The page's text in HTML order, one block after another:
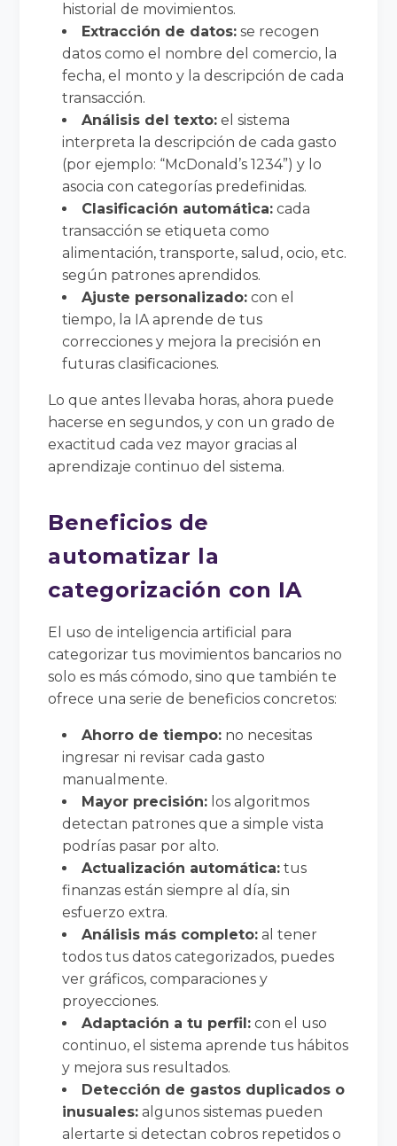
historial de movimientos.
Extracción de datos: se recogen
datos como el nombre del comercio, la
fecha, el monto y la descripción de cada
transacción.
Análisis del texto: el sistema
interpreta la descripción de cada gasto
(por ejemplo: “McDonald’s 1234”) y lo
asocia con categorías predefinidas.
Clasificación automática: cada
transacción se etiqueta como
alimentación, transporte, salud, ocio, etc.
según patrones aprendidos.
Ajuste personalizado: con el
tiempo, la IA aprende de tus
correcciones y mejora la precisión en
futuras clasificaciones.
Lo que antes llevaba horas, ahora puede
hacerse en segundos, y con un grado de
exactitud cada vez mayor gracias al
aprendizaje continuo del sistema.
Beneficios de
automatizar la
categorización con IA
El uso de inteligencia artificial para
categorizar tus movimientos bancarios no
solo es más cómodo, sino que también te
ofrece una serie de beneficios concretos:
Ahorro de tiempo: no necesitas
ingresar ni revisar cada gasto
manualmente.
Mayor precisión: los algoritmos
detectan patrones que a simple vista
podrías pasar por alto.
Actualización automática: tus
finanzas están siempre al día, sin
esfuerzo extra.
Análisis más completo: al tener
todos tus datos categorizados, puedes
ver gráficos, comparaciones y
proyecciones.
Adaptación a tu perfil: con el uso
continuo, el sistema aprende tus hábitos
y mejora sus resultados.
Detección de gastos duplicados o
inusuales: algunos sistemas pueden
alertarte si detectan cobros repetidos o